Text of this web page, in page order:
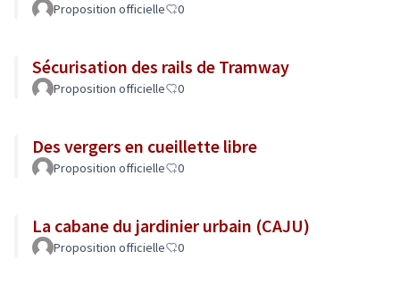
Proposition officielle 0
Sécurisation des rails de Tramway
Proposition officielle 0
Des vergers en cueillette libre
Proposition officielle 0
La cabane du jardinier urbain (CAJU)
Proposition officielle 0